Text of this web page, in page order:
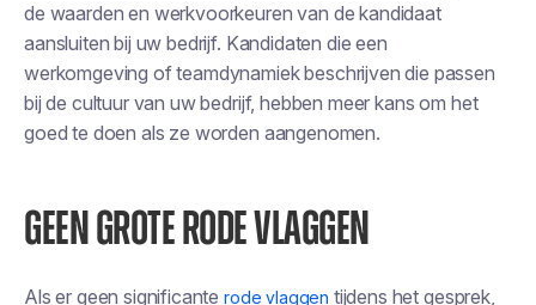
de waarden en werkvoorkeuren van de kandidaat
aansluiten bij uw bedrijf. Kandidaten die een
werkomgeving of teamdynamiek beschrijven die passen
bij de cultuur van uw bedrijf, hebben meer kans om het
goed te doen als ze worden aangenomen.
GEEN GROTE RODE VLAGGEN
Als er geen significante rode vlaggen tijdens het gesprek,